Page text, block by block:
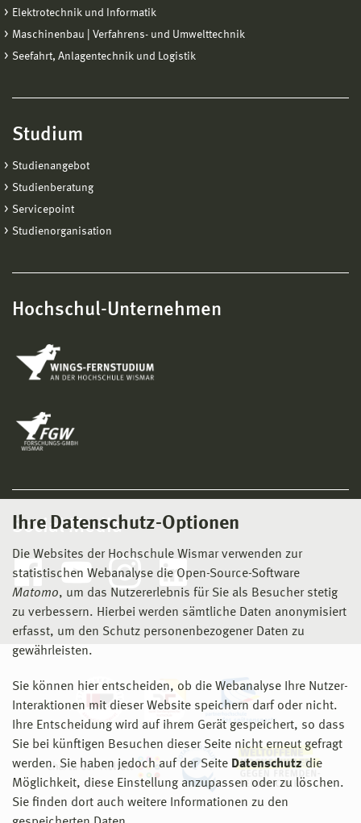
Ihre Datenschutz-Optionen
Die Websites der Hochschule Wismar verwenden zur
statistischen Webanalyse die Open-Source-Software
Matomo, um das Nutzererlebnis für Sie als Besucher stetig
zu verbessern. Hierbei werden sämtliche Daten anonymisiert
erfasst, um den Schutz personenbezogener Daten zu
gewährleisten.
Sie können hier entscheiden, ob die Webanalyse Ihre Nutzer-
Interaktionen mit dieser Website speichern darf oder nicht.
Ihre Entscheidung wird auf ihrem Gerät gespeichert, so dass
Sie bei künftigen Besuchen dieser Seite nicht erneut gefragt
werden. Sie haben jedoch auf der Seite Datenschutz die
Möglichkeit, diese Einstellung anzupassen oder zu löschen.
Sie finden dort auch weitere Informationen zu den
Elektrotechnik und Informatik
Maschinenbau | Verfahrens- und Umwelttechnik
Seefahrt, Anlagentechnik und Logistik
Studium
Studienangebot
Studienberatung
Servicepoint
Studienorganisation
Hochschul-Unternehmen
Social Media